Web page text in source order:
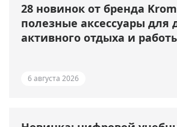
28 новинок от бренда
полезные аксессуары для
активного отдыха и
6 августа 2026